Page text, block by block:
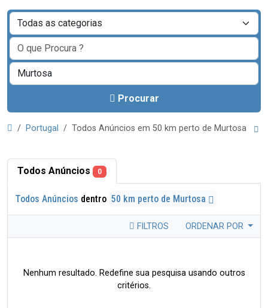
Procurar
Portugal Todos Anúncios em 50 km perto de Murtosa
Todos Anúncios 0
Todos Anúncios dentro 50 km perto de Murtosa
FILTROS ORDENAR POR
Nenhum resultado. Redefine sua pesquisa usando outros
critérios.